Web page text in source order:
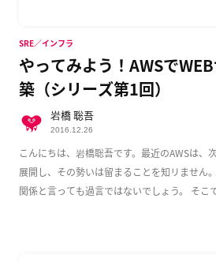
やってみよう！AWSで
築（シリーズ第1回）
こんにちは、岩橋聡吾です。最近のAWSは、
展開し、その勢いは留まることを知リません
関係と言っても過言ではないでしょう。 そこ
SRE／インフラ
岩橋 聡吾
2016.12.26